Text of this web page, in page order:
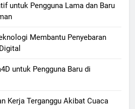
untuk Pengguna Lama dan Baru
Membantu Penyebaran
untuk Pengguna Baru di
Kerja Terganggu Akibat Cuaca